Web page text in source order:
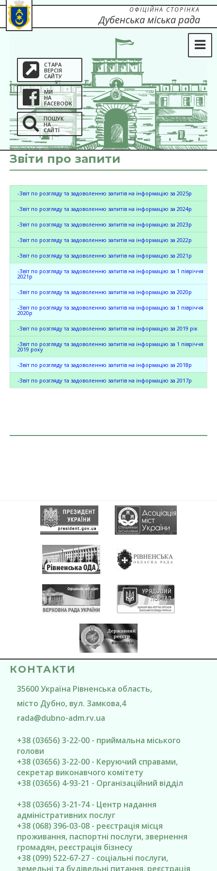
СТАРА
ВЕРСІЯ
САЙТУ
МИ
НА
FACEBOOK
ПОШУК
НА
САЙТІ
ОФІЦІЙНА СТОРІНКА
Дубенська міська рада
Звіти про запити
-Звіт по розгляду та задоволенню запитів на інформацію за 2025р
-Звіт по розгляду та задоволенню запитів на інформацію за 2024р
-Звіт по розгляду та задоволенню запитів на інформацію за 2023р
-Звіт по розгляду та задоволенню запитів на інформацію за 2022р
-Звіт по розгляду та задоволенню запитів на інформацію за 2021р
-Звіт по розгляду та задоволенню запитів на інформацію за 1 півріччя
2021р
-Звіт по розгляду та задоволенню запитів на інформацію за 2020р
-Звіт по розгляду та задоволенню запитів на інформацію за 1 півріччя
2020р
-Звіт по розгляду та задоволенню запитів на інформацію за 2019 рік
-Звіт по розгляду та задоволенню запитів на інформацію за 1 півріччя
2019 року
-Звіт по розгляду та задоволенню запитів на інформацію за 2018р
-Звіт по розгляду та задоволенню запитів на інформацію за 2017р
КОНТАКТИ
35600Україна Рівненська область,
місто Дубно, вул. Замкова,4
rada@dubno-adm.rv.ua
+38 (03656) 3-22-00 - приймальна міського
голови
+38 (03656) 3-22-00 - Керуючий справами,
секретар виконавчого комітету
+38 (03656) 4-93-21 - Організаційний відділ
+38 (03656) 3-21-74 - Центр надання
адміністративних послуг
+38 (068) 396-03-08 - реєстрація місця
проживання, паспортні послуги, звернення
громадян, реєстрація бізнесу
+38 (099) 522-67-27 - соціальні послуги,
земельні та будівельні питання, реєстрація